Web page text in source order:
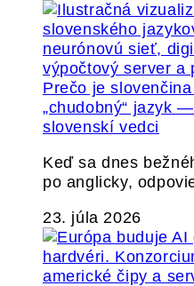
Prečo je
„chudobný“ jazyk
slovenskí vedci
Keď sa dnes
po anglicky,
23. júla 2026